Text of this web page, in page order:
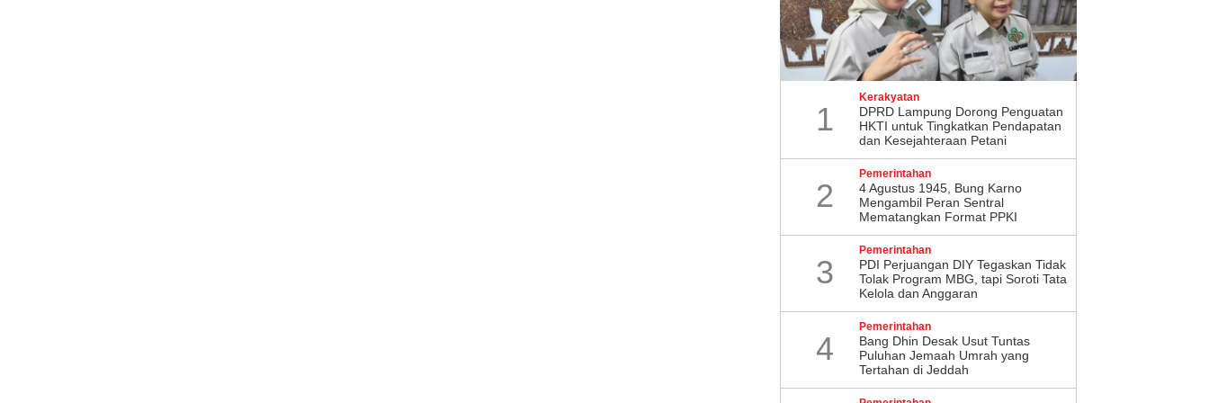
1
Kerakyatan
DPRD Lampung Dorong Penguatan
HKTI untuk Tingkatkan Pendapatan
dan Kesejahteraan Petani
2
Pemerintahan
4 Agustus 1945, Bung Karno
Mengambil Peran Sentral
Mematangkan Format PPKI
3
Pemerintahan
PDI Perjuangan DIY Tegaskan Tidak
Tolak Program MBG, tapi Soroti Tata
Kelola dan Anggaran
4
Pemerintahan
Bang Dhin Desak Usut Tuntas
Puluhan Jemaah Umrah yang
Tertahan di Jeddah